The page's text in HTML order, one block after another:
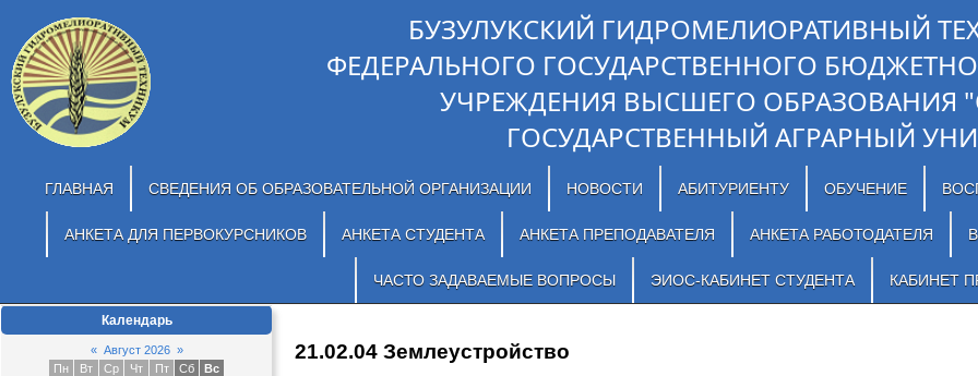
БУЗУЛУКСКИЙ ГИДРОМЕЛИОРАТИВНЫЙ
ФЕДЕРАЛЬНОГО ГОСУДАРСТВЕННОГО
УЧРЕЖДЕНИЯ ВЫСШЕГО ОБРАЗОВАНИЯ
ГОСУДАРСТВЕННЫЙ АГРАРНЫЙ
ГЛАВНАЯ СВЕДЕНИЯ ОБ ОБРАЗОВАТЕЛЬНОЙ ОРГАНИЗАЦИИ НОВОСТИ АБИТУРИЕНТУ ОБУЧЕНИЕ
АНКЕТА ДЛЯ ПЕРВОКУРСНИКОВ АНКЕТА СТУДЕНТА АНКЕТА ПРЕПОДАВАТЕЛЯ АНКЕТА РАБОТОДАТЕЛЯ
ЧАСТО ЗАДАВАЕМЫЕ ВОПРОСЫ ЭИОС-КАБИНЕТ СТУДЕНТА КАБИНЕТ
Календарь
« Август 2026 »
Пн
Вт Ср Чт Пт Сб
Вс
21.02.04 Землеустройство